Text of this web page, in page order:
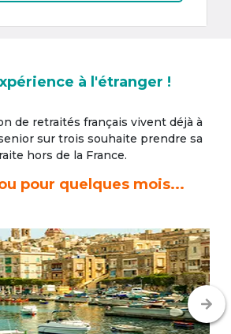
à l'étranger !
de retraités français vivent déjà à
sur trois souhaite prendre sa
hors de la France.
pour quelques mois...